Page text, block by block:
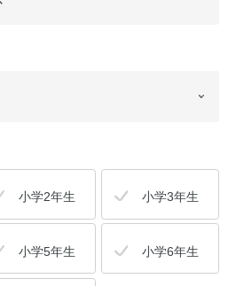
小学2年生 小学3年生
小学5年生 小学6年生